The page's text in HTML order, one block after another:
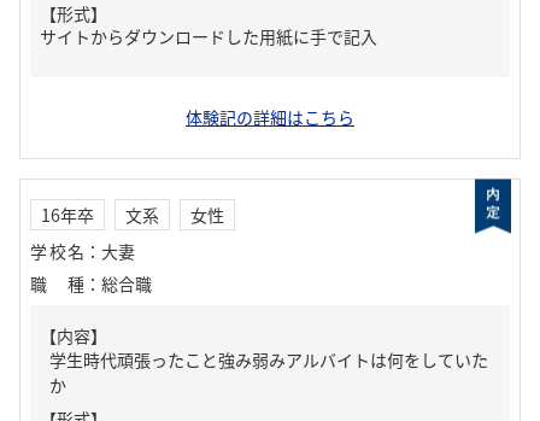
【形式】
サイトからダウンロードした用紙に手で記入
体験記の詳細はこちら
16年卒 文系
女性
学校名 ： 大妻
職種 ： 総合職
【内容】
学生時代頑張ったこと強み弱みアルバイトは何をしていた
か